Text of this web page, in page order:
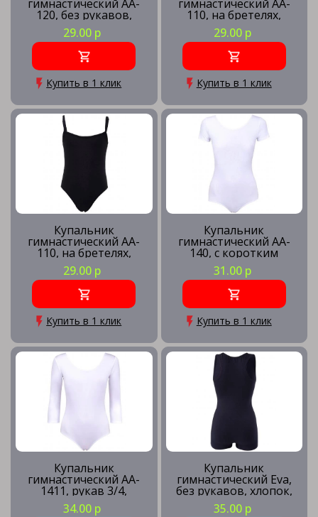
гимнастический AA-
120, без рукавов,
хлопок, черный (28-34)
29.00 р
Купить в 1 клик
гимнастический AA-
110, на бретелях,
хлопок, белый (30-34)
29.00 р
Купить в 1 клик
Купальник
гимнастический AA-
110, на бретелях,
хлопок, черный (30-34)
29.00 р
Купить в 1 клик
Купальник
гимнастический AA-
140, с коротким
рукавом, хлопок,
белый (36-42)
31.00 р
Купить в 1 клик
Купальник
гимнастический AA-
1411, рукав 3/4,
хлопок, белый (44-48)
34.00 р
Купальник
гимнастический Eva,
без рукавов, хлопок,
черный, детский
35.00 р